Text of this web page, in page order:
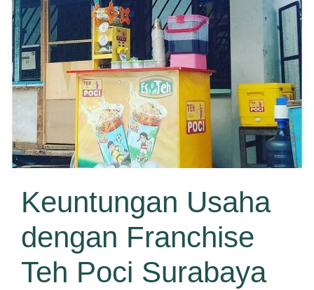
Keuntungan Usaha
dengan Franchise
Teh Poci Surabaya